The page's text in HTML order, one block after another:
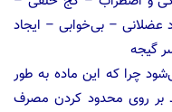
– بی‌خوابی – ایجاد
گیجه
چرا که این ماده به طور
بر روی محدود کردن مصرف